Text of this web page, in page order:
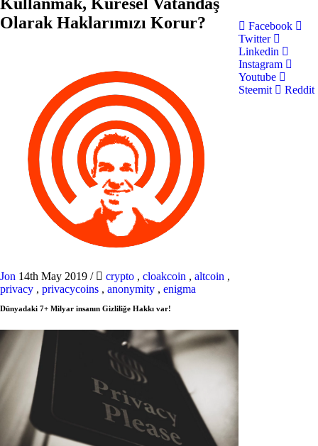
Olarak Haklarımızı Korur?
Jon 14th May 2019 / crypto , cloakcoin , altcoin ,
privacy , privacycoins , anonymity , enigma
Dünyadaki 7+ Milyar insanın Gizliliğe Hakkı var!
Facebook
Twitter
Linkedin
Instagram
Youtube
Steemit
Reddit